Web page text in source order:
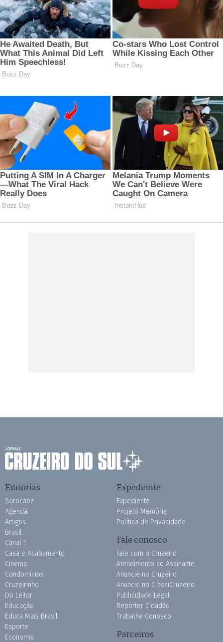
Editorias
Sorocaba
Agenda
Artigos
Brasil
Canal 1
Casa e Acabamento
Cinema
Condomínios
Cruzeirinho
Do Leitor
Educação
Educa Mais Brasil
Esporte
Economia
Expediente
Expediente
Projeto Memória
Política de Privacidade
Fale conosco
Fale com o Cruzeiro
Atendimento ao Assinante
Anuncie no Cruzeiro
Anuncie no ClassiCruzeiro
Publicidade Legal
Repórter Cidadão
Trabalhe Conosco
Parceiros